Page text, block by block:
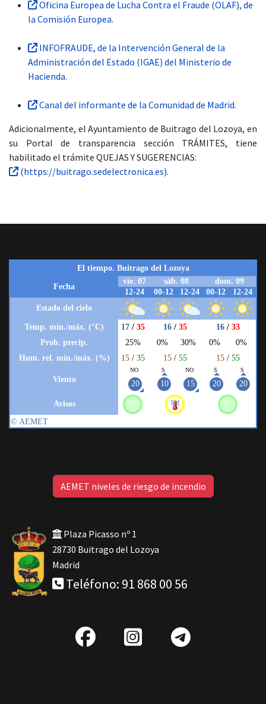
Oficina Europea de Lucha Contra el Fraude (OLAF), de
la Comisión Europea.
INFOFRAUDE, de la Intervención General de la
Administración del Estado (IGAE) del Ministerio de
Hacienda.
Canal del informante de la Comunidad de Madrid.
Adicionalmente, el Ayuntamiento de Buitrago del Lozoya, en
su Portal de transparencia sección TRÁMITES, tiene
habilitado el trámite QUEJAS Y SUGERENCIAS:
(https://buitrago.sedelectronica.es).
AEMET niveles de riesgo de incendio
Plaza Picasso nº 1
28730 Buitrago del Lozoya
Madrid
Teléfono: 91 868 00 56
fab
IG